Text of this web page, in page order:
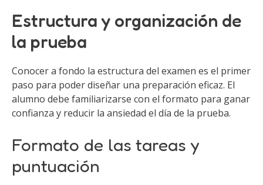
Estructura y organización de
la prueba
Conocer a fondo la estructura del examen es el primer
paso para poder diseñar una preparación eficaz. El
alumno debe familiarizarse con el formato para ganar
confianza y reducir la ansiedad el día de la prueba.
Formato de las tareas y
puntuación